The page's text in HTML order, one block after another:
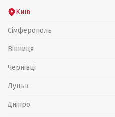
Київ
Сімферополь
Вінниця
Чернівці
Луцьк
Дніпро